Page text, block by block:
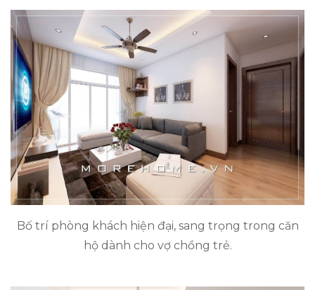
Bố trí phòng khách hiện đại, sang trọng trong căn
hộ dành cho vợ chồng trẻ.